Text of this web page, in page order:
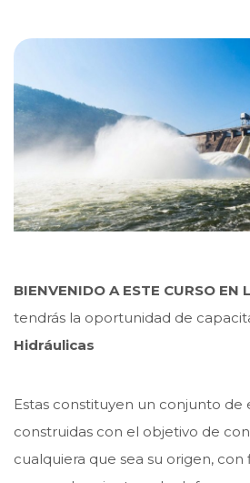
BIENVENIDO A ESTE CURSO EN
tendrás la oportunidad de
Hidráulicas
Estas constituyen un conjunto de
construidas con el objetivo de
cualquiera que sea su origen, con